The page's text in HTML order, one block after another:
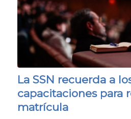
La SSN recuerda a
capacitaciones para
matrícula